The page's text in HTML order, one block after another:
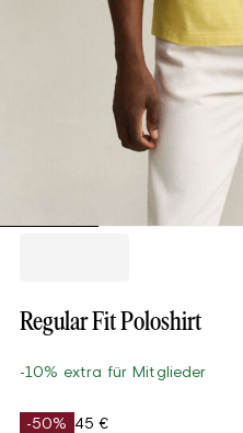
Regular Fit Poloshirt
-10% extra für Mitglieder
-50% 45 €